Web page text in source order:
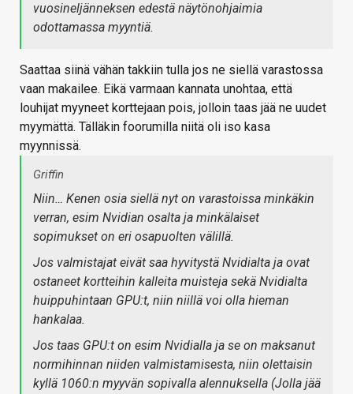
vuosineljänneksen edestä näytönohjaimia
odottamassa myyntiä.
Saattaa siinä vähän takkiin tulla jos ne siellä varastossa
vaan makailee. Eikä varmaan kannata unohtaa, että
louhijat myyneet korttejaan pois, jolloin taas jää ne uudet
myymättä. Tälläkin foorumilla niitä oli iso kasa
myynnissä.
Griffin
Niin… Kenen osia siellä nyt on varastoissa minkäkin
verran, esim Nvidian osalta ja minkälaiset
sopimukset on eri osapuolten välillä.
Jos valmistajat eivät saa hyvitystä Nvidialta ja ovat
ostaneet kortteihin kalleita muisteja sekä Nvidialta
huippuhintaan GPU:t, niin niillä voi olla hieman
hankalaa.
Jos taas GPU:t on esim Nvidialla ja se on maksanut
normihinnan niiden valmistamisesta, niin olettaisin
kyllä 1060:n myyvän sopivalla alennuksella (Jolla jää